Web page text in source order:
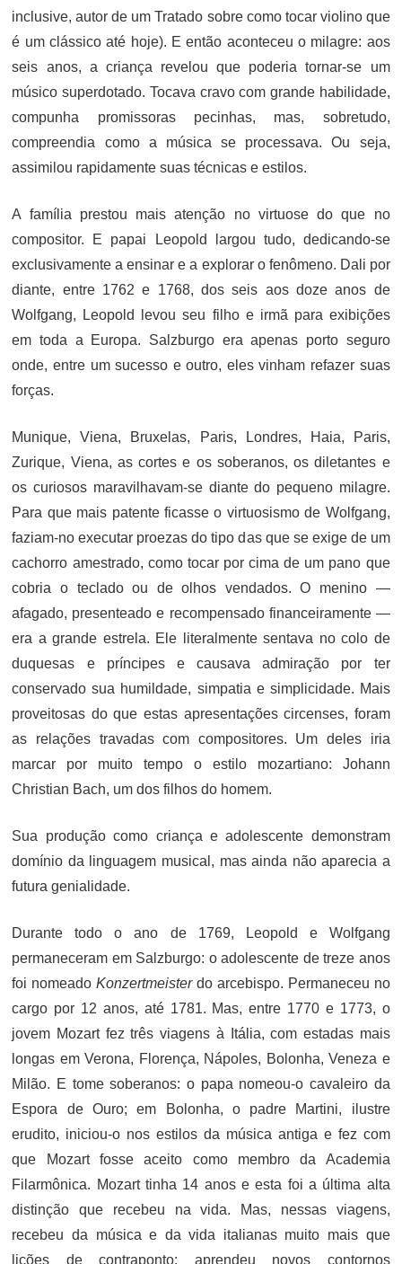
inclusive, autor de um Tratado sobre como tocar violino que
é um clássico até hoje). E então aconteceu o milagre: aos
seis anos, a criança revelou que poderia tornar-se um
músico superdotado. Tocava cravo com grande habilidade,
compunha promissoras pecinhas, mas, sobretudo,
compreendia como a música se processava. Ou seja,
assimilou rapidamente suas técnicas e estilos.
A família prestou mais atenção no virtuose do que no
compositor. E papai Leopold largou tudo, dedicando-se
exclusivamente a ensinar e a explorar o fenômeno. Dali por
diante, entre 1762 e 1768, dos seis aos doze anos de
Wolfgang, Leopold levou seu filho e irmã para exibições
em toda a Europa. Salzburgo era apenas porto seguro
onde, entre um sucesso e outro, eles vinham refazer suas
forças.
Munique, Viena, Bruxelas, Paris, Londres, Haia, Paris,
Zurique, Viena, as cortes e os soberanos, os diletantes e
os curiosos maravilhavam-se diante do pequeno milagre.
Para que mais patente ficasse o virtuosismo de Wolfgang,
faziam-no executar proezas do tipo das que se exige de um
cachorro amestrado, como tocar por cima de um pano que
cobria o teclado ou de olhos vendados. O menino —
afagado, presenteado e recompensado financeiramente —
era a grande estrela. Ele literalmente sentava no colo de
duquesas e príncipes e causava admiração por ter
conservado sua humildade, simpatia e simplicidade. Mais
proveitosas do que estas apresentações circenses, foram
as relações travadas com compositores. Um deles iria
marcar por muito tempo o estilo mozartiano: Johann
Christian Bach, um dos filhos do homem.
Sua produção como criança e adolescente demonstram
domínio da linguagem musical, mas ainda não aparecia a
futura genialidade.
Durante todo o ano de 1769, Leopold e Wolfgang
permaneceram em Salzburgo: o adolescente de treze anos
foi nomeadoKonzertmeisterdo arcebispo. Permaneceu no
cargo por 12 anos, até 1781. Mas, entre 1770 e 1773, o
jovem Mozart fez três viagens à Itália, com estadas mais
longas em Verona, Florença, Nápoles, Bolonha, Veneza e
Milão. E tome soberanos: o papa nomeou-o cavaleiro da
Espora de Ouro; em Bolonha, o padre Martini, ilustre
erudito, iniciou-o nos estilos da música antiga e fez com
que Mozart fosse aceito como membro da Academia
Filarmônica. Mozart tinha 14 anos e esta foi a última alta
distinção que recebeu na vida. Mas, nessas viagens,
recebeu da música e da vida italianas muito mais que
lições de contraponto: aprendeu novos contornos